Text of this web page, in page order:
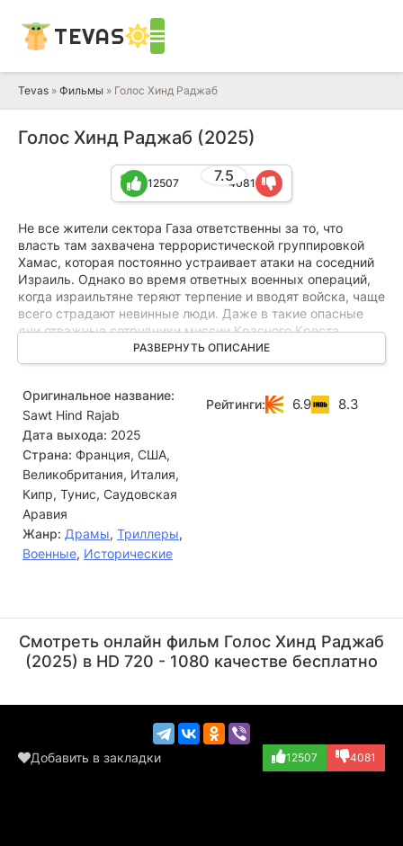
TEVAS
Tevas » Фильмы » Голос Хинд Раджаб
Голос Хинд Раджаб (2025)
7.5
12507 4081
Не все жители сектора Газа ответственны за то, что
власть там захвачена террористической группировкой
Хамас, которая постоянно устраивает атаки на соседний
Израиль. Однако во время ответных военных операций,
когда израильтяне теряют терпение и вводят войска, чаще
всего страдают невинные люди. Даже в такие опасные
дни отважные сотрудники миссии Красного Креста,
рискуя жизнью, остаются на своих постах, чтобы помочь
тем, кто попал в беду. 29 января 2024 года они услышали
РАЗВЕРНУТЬ ОПИСАНИЕ
Оригинальное название:
Sawt Hind Rajab
Дата выхода: 2025
Страна: Франция, США,
Великобритания, Италия,
Кипр, Тунис, Саудовская
Аравия
Жанр: Драмы, Триллеры,
Военные, Исторические
Рейтинги: 6.9 8.3
(Nisreen Jeries...)
Смотреть онлайн фильм Голос Хинд Раджаб
(2025) в HD 720 - 1080 качестве бесплатно
Добавить в закладки 12507 4081